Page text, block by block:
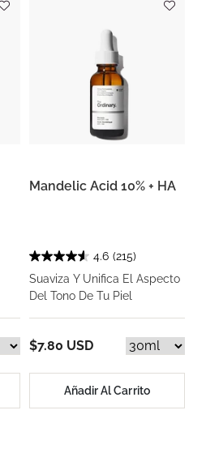
Mandelic Acid 10% + HA
4.6 (215)
Suaviza Y Unifica El Aspecto
Del Tono De Tu Piel
$7.80 USD
Añadir Al Carrito